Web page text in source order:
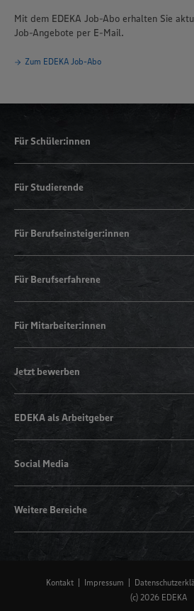
Mit dem EDEKA Job-Abo erhalten Sie
Job-Angebote per E-Mail.
Zum EDEKA Job-Abo
Für Schüler:innen
Für Studierende
Für Berufseinsteiger:innen
Für Berufserfahrene
Für Mitarbeiter:innen
Jetzt bewerben
EDEKA als Arbeitgeber
Social Media
Weitere Bereiche
Kontakt Impressum
(c) 2026 EDEKA